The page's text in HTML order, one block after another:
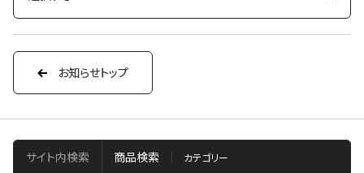
お知らせトップ
サイト内検索 商品検索